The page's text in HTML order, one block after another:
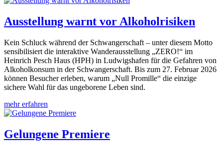
Ausstellung warnt vor Alkoholrisiken
Kein Schluck während der Schwangerschaft – unter diesem Motto
sensibilisiert die interaktive Wanderausstellung „ZERO!“ im
Heinrich Pesch Haus (HPH) in Ludwigshafen für die Gefahren von
Alkoholkonsum in der Schwangerschaft. Bis zum 27. Februar 2026
können Besucher erleben, warum „Null Promille“ die einzige
sichere Wahl für das ungeborene Leben sind.
mehr erfahren
Gelungene Premiere